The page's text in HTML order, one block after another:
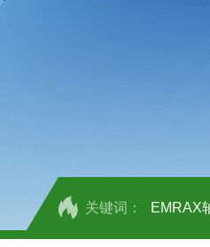
关键词： EMRAX